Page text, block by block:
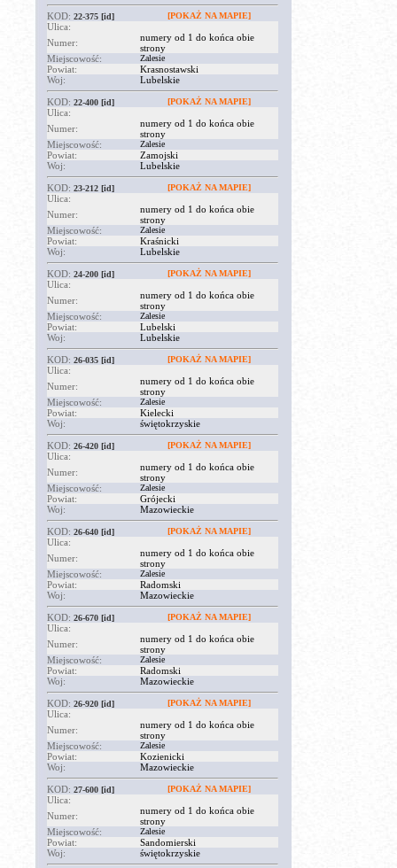
KOD: 22-375 [id] [POKAŻ NA MAPIE]
Ulica:
Numer:
numery od 1 do końca obie
strony
Miejscowość:
Zalesie
Powiat:
Krasnostawski
Woj:
Lubelskie
KOD: 22-400 [id] [POKAŻ NA MAPIE]
Ulica:
Numer:
numery od 1 do końca obie
strony
Miejscowość:
Zalesie
Powiat:
Zamojski
Woj:
Lubelskie
KOD: 23-212 [id] [POKAŻ NA MAPIE]
Ulica:
Numer:
numery od 1 do końca obie
strony
Miejscowość:
Zalesie
Powiat:
Kraśnicki
Woj:
Lubelskie
KOD: 24-200 [id] [POKAŻ NA MAPIE]
Ulica:
Numer:
numery od 1 do końca obie
strony
Miejscowość:
Zalesie
Powiat:
Lubelski
Woj:
Lubelskie
KOD: 26-035 [id] [POKAŻ NA MAPIE]
Ulica:
Numer:
numery od 1 do końca obie
strony
Miejscowość:
Zalesie
Powiat:
Kielecki
Woj:
świętokrzyskie
KOD: 26-420 [id] [POKAŻ NA MAPIE]
Ulica:
Numer:
numery od 1 do końca obie
strony
Miejscowość:
Zalesie
Powiat:
Grójecki
Woj:
Mazowieckie
KOD: 26-640 [id] [POKAŻ NA MAPIE]
Ulica:
Numer:
numery od 1 do końca obie
strony
Miejscowość:
Zalesie
Powiat:
Radomski
Woj:
Mazowieckie
KOD: 26-670 [id] [POKAŻ NA MAPIE]
Ulica:
Numer:
numery od 1 do końca obie
strony
Miejscowość:
Zalesie
Powiat:
Radomski
Woj:
Mazowieckie
KOD: 26-920 [id] [POKAŻ NA MAPIE]
Ulica:
Numer:
numery od 1 do końca obie
strony
Miejscowość:
Zalesie
Powiat:
Kozienicki
Woj:
Mazowieckie
KOD: 27-600 [id] [POKAŻ NA MAPIE]
Ulica:
Numer:
numery od 1 do końca obie
strony
Miejscowość:
Zalesie
Powiat:
Sandomierski
Woj:
świętokrzyskie